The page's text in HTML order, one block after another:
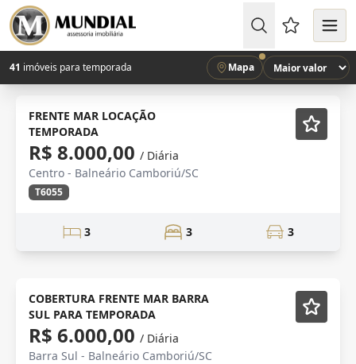
Favoritos
41 imóveis para temporada Mapa
ALTO PADRÃO Mobiliado
FRENTE MAR LOCAÇÃO
TEMPORADA
R$ 8.000,00 / Diária
Centro - Balneário Camboriú/SC
T6055
3 3 3
temporada Mobiliado
COBERTURA FRENTE MAR BARRA
SUL PARA TEMPORADA
R$ 6.000,00 / Diária
Barra Sul - Balneário Camboriú/SC